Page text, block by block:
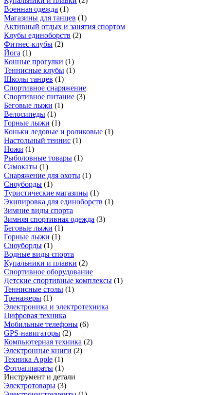
Военная одежда (1)
Магазины для танцев (1)
Активный отдых и занятия спортом
Клубы единоборств (2)
Фитнес-клубы (2)
Йога (1)
Конные прогулки (1)
Теннисные клубы (1)
Школы танцев (1)
Спортивное снаряжение
Спортивное питание (3)
Беговые лыжи (1)
Велосипеды (1)
Горные лыжи (1)
Коньки ледовые и роликовые (1)
Настольный теннис (1)
Ножи (1)
Рыболовные товары (1)
Самокаты (1)
Снаряжение для охоты (1)
Сноуборды (1)
Туристические магазины (1)
Экипировка для единоборств (1)
Зимние виды спорта
Зимняя спортивная одежда (3)
Беговые лыжи (1)
Горные лыжи (1)
Сноуборды (1)
Водные виды спорта
Купальники и плавки (2)
Спортивное оборудование
Детские спортивные комплексы (1)
Теннисные столы (1)
Тренажеры (1)
Электроника и электротехника
Цифровая техника
Мобильные телефоны (6)
GPS-навигаторы (2)
Компьютерная техника (2)
Электронные книги (2)
Техника Apple (1)
Фотоаппараты (1)
Инструмент и детали
Электротовары (3)